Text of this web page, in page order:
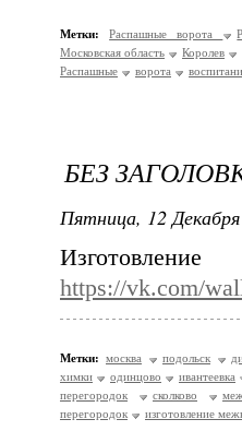
Метки: Распашные ворота
Московская область
Королев
Распашные
ворота
БЕЗ
Пятница, 12
https://vk.com/
Метки: москва подольск
химки
одинцово
ивантеевка
перегородок
сколково
перегородок
изготовление